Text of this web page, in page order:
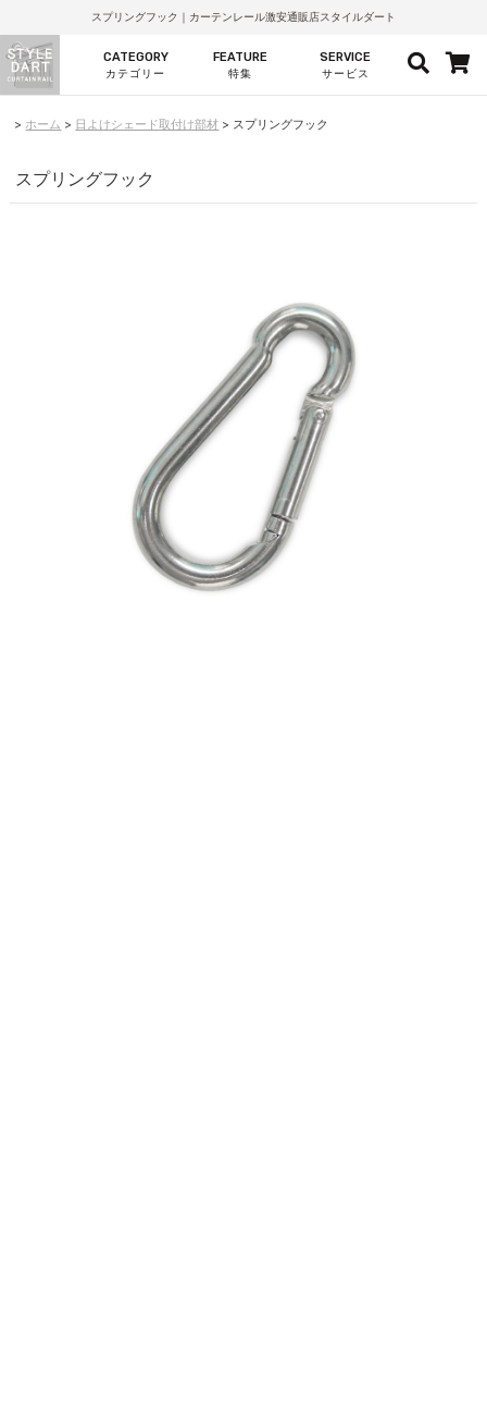
スプリングフック｜カーテンレール激安通販店スタイルダート
CATEGORY
カテゴリー
FEATURE
特集
SERVICE
サービス
ホーム 日よけシェード取付け部材 スプリングフック
スプリングフック